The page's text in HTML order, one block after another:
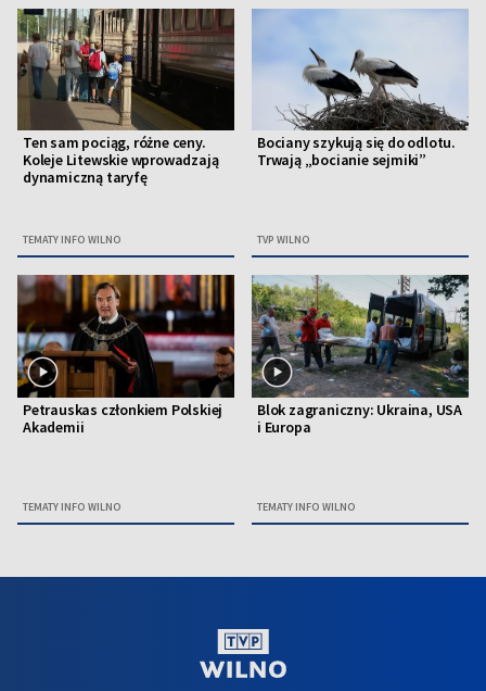
Ten sam pociąg, różne ceny.
Koleje Litewskie wprowadzają
dynamiczną taryfę
TEMATY INFO WILNO
Bociany szykują się do odlotu.
Trwają „bocianie sejmiki”
TVP WILNO
Petrauskas członkiem Polskiej
Akademii
TEMATY INFO WILNO
Blok zagraniczny: Ukraina, USA
i Europa
TEMATY INFO WILNO